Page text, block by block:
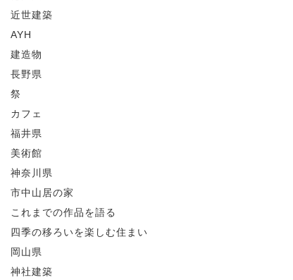
近世建築
AYH
建造物
長野県
祭
カフェ
福井県
美術館
神奈川県
市中山居の家
これまでの作品を語る
四季の移ろいを楽しむ住まい
岡山県
神社建築